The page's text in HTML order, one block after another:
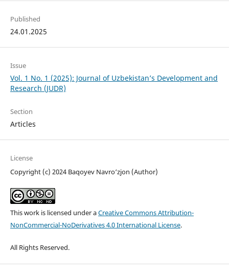
Published
24.01.2025
Issue
Vol. 1 No. 1 (2025): Journal of Uzbekistan’s Development and
Research (JUDR)
Section
Articles
License
Copyright (c) 2024 Baqoyev Navro‘zjon (Author)
This work is licensed under aCreative Commons Attribution-
NonCommercial-NoDerivatives 4.0 International License.
All Rights Reserved.